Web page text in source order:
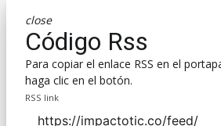
close
Código Rss
Para copiar el enlace RSS en el
haga clic en el botón.
RSS link